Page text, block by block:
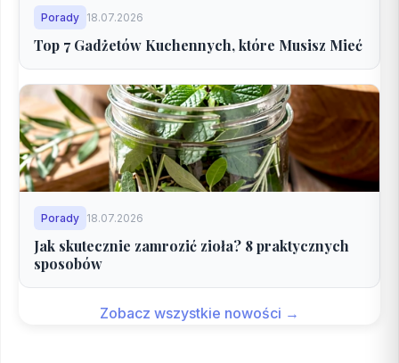
Porady 18.07.2026
Top 7 Gadżetów Kuchennych, które Musisz Mieć
Porady 18.07.2026
Jak skutecznie zamrozić zioła? 8 praktycznych
sposobów
Zobacz wszystkie nowości →